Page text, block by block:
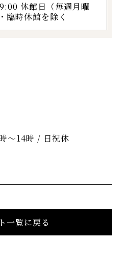
休館日（毎週月曜
臨時休館を除く
～14時 / 日祝休
一覧に戻る